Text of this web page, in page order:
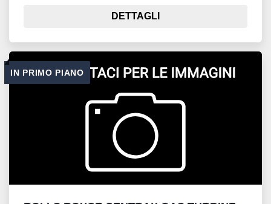
DETTAGLI
IN PRIMO PIANO